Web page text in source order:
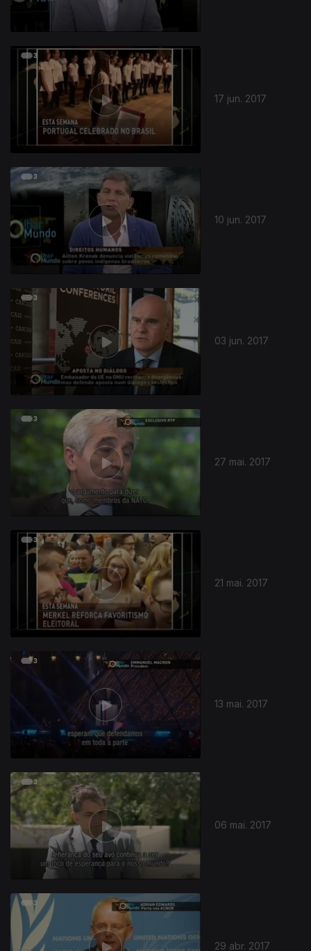
17 jun. 2017
10 jun. 2017
03 jun. 2017
27 mai. 2017
21 mai. 2017
13 mai. 2017
06 mai. 2017
29 abr. 2017